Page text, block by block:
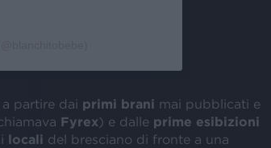
partire dai primi brani mai pubblicati e
Fyrex) e dalle prime esibizioni
locali del bresciano di fronte a una